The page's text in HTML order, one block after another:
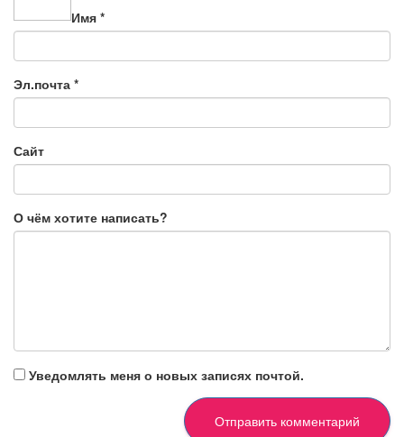
Имя *
Эл.почта *
Сайт
О чём хотите написать?
Уведомлять меня о новых записях почтой.